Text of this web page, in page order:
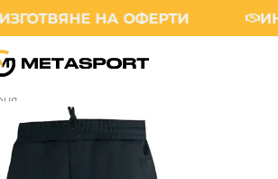
НА ОФЕРТИ